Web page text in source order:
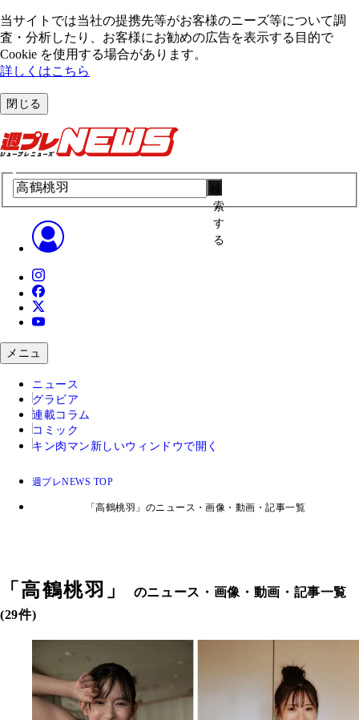
当サイトでは当社の提携先等がお客様のニーズ等について調
査・分析したり、お客様にお勧めの広告を表⽰する⽬的で
Cookie を使⽤する場合があります。
詳しくはこちら
閉じる
索
す
る
メニュ
ニュース
グラビア
連載コラム
コミック
キン肉マン 新しいウィンドウで開く
週プレNEWS TOP
「高鶴桃羽」のニュース・画像・動画・記事一覧
「 高鶴桃羽 」
のニュース・画像・動画・記事一覧
(29件)